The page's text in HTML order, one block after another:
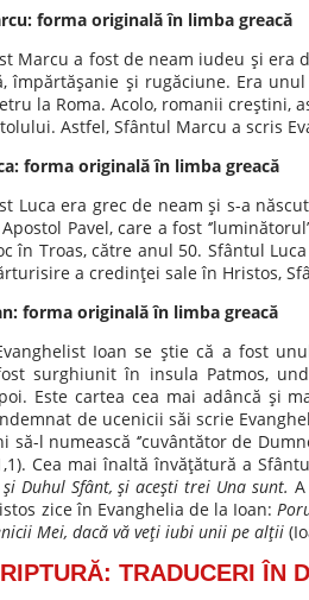
forma originală în limba greacă
Marcu a fost de neam iudeu şi
împărtăşanie şi rugăciune. Era
la Roma. Acolo, romanii
Astfel, Sfântul Marcu a scris
forma originală în limba greacă
Luca era grec de neam şi s-a
Pavel, care a fost
în Troas, către anul 50. Sfântul
a credinţei sale în Hristos,
forma originală în limba greacă
Ioan se ştie că a fost
surghiunit în insula Patmos,
Este cartea cea mai adâncă şi
de ucenicii săi scrie
l numească ‘’cuvântător de
Cea mai înaltă învăţătură a
Duhul Sfânt, şi aceşti trei Una sunt.
zice în Evanghelia de la Ioan:
Mei, dacă vă veţi iubi unii pe alţii
TRADUCERI ÎN